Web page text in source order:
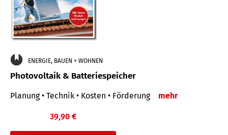
ENERGIE, BAUEN + WOHNEN
Photovoltaik & Batteriespeicher
Planung • Technik • Kosten • Förderung mehr
39,90 €